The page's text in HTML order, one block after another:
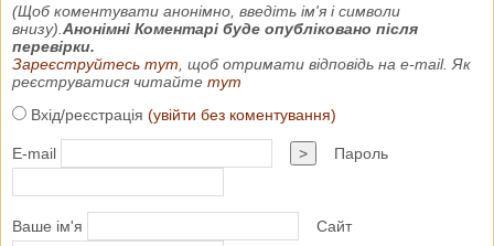
(Щоб коментувати анонімно, введіть ім'я і символи
внизу). Анонімні Коментарі буде опубліковано після
перевірки.
Зареєструйтесь тут , щоб отримати відповідь на e-mail. Як
реєструватися читайте тут
Вхід/реєстрація (увійти без коментування)
E-mail > Пароль
Ваше ім'я Сайт